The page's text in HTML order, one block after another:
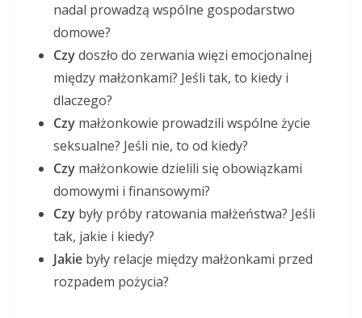
nadal prowadzą wspólne gospodarstwo
domowe?
Czydoszło do zerwania więzi emocjonalnej
między małżonkami? Jeśli tak, to kiedy i
dlaczego?
Czy małżonkowie prowadzili wspólne życie
seksualne? Jeśli nie, to od kiedy?
Czy małżonkowie dzielili się obowiązkami
domowymi i finansowymi?
Czy były próby ratowania małżeństwa? Jeśli
tak, jakie i kiedy?
Jakie były relacje między małżonkami przed
rozpadem pożycia?